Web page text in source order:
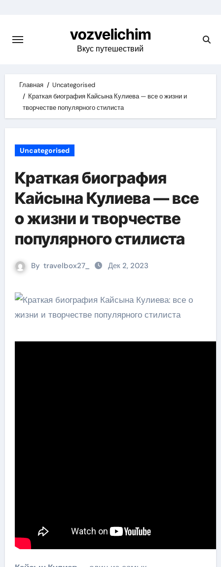
content
vozvelichim
Вкус путешествий
Главная
Uncategorised
Краткая биография Кайсына Кулиева — все о жизни и
творчестве популярного стилиста
Uncategorised
Краткая биография
Кайсына Кулиева — все
о жизни и творчестве
популярного стилиста
By travelbox27_ Дек 2, 2023